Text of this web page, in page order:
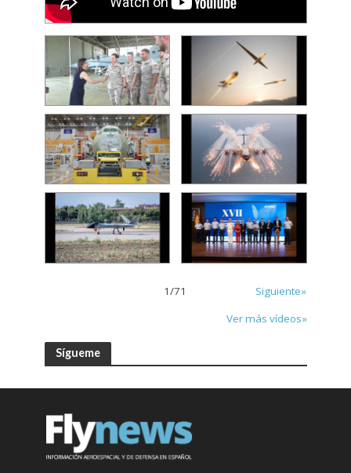
1/71
Siguiente»
Ver más vídeos»
Sígueme